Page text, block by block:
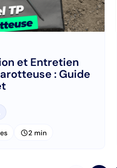
et Entretien
: Guide
schedule2 min